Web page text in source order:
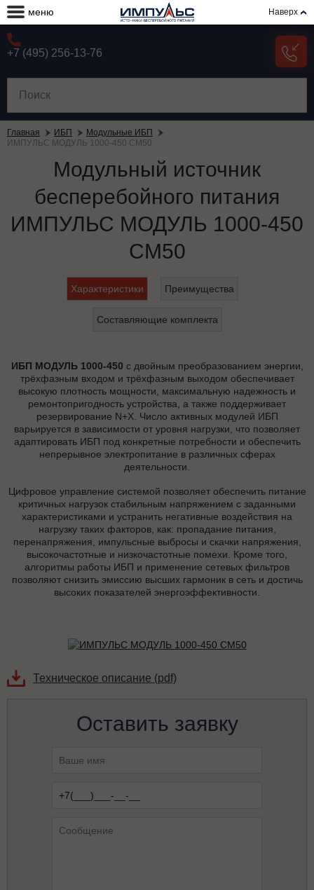
меню Наверх
+7 (495) 256-13-76
Главная ИБП
Модульные ИБП
ИМПУЛЬС МОДУЛЬ 1000-450 СМ50
Модульный источник
бесперебойного питания
ИМПУЛЬС МОДУЛЬ 1000-450
СМ50
Характеристики Преимущества
Составляющие комплекта
ИБП МОДУЛЬ 1000-450 с двойным преобразованием энергии,
трёхфазным входом и трёхфазным выходом обеспечивает
высокую плотность мощности, максимальную надежность и
ремонтопригодность устройства, а также поддерживает
резервирование N+X. Число активных модулей ИБП
варьируется в зависимости от уровня нагрузки, что позволяет
адаптировать ИБП под конкретные потребности и обеспечить
непрерывное электропитание в различных сферах
деятельности.
Цифровое управление системой позволяет обеспечить питание
критичных нагрузок стабильным напряжением с заданными
характеристиками и устранить негативные воздействия на
нагрузку таких факторов, как: пропадание питания,
перенапряжения, импульсные выбросы и скачки напряжения,
высокочастотные и низкочастотные помехи. Кроме того,
алгоритмы работы ИБП и применение сетевых фильтров
позволяют снизить эмиссию высших гармоник в сеть и достичь
высоких показателей энергоэффективности.
Техническое описание (pdf)
Оставить заявку